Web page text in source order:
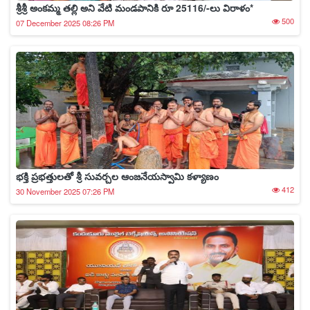
శ్రీశ్రీ అంకమ్మ తల్లి అని వేటి మండపానికి రూ 25116/-లు విరాళం*
07 December 2025 08:26 PM 500
భక్తి ప్రభత్తులతో శ్రీ సువర్చల ఆంజనేయస్వామి కళ్యాణం
30 November 2025 07:26 PM 412